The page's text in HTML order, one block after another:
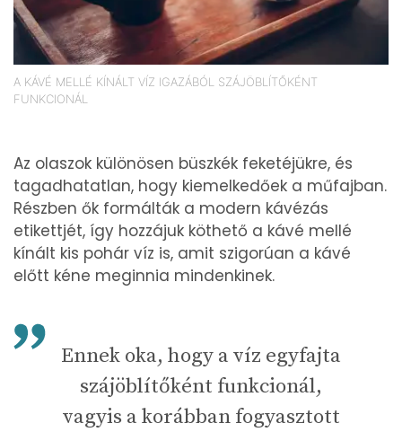
A KÁVÉ MELLÉ KÍNÁLT VÍZ IGAZÁBÓL SZÁJÖBLÍTŐKÉNT
FUNKCIONÁL
Az olaszok különösen büszkék feketéjükre, és
tagadhatatlan, hogy kiemelkedőek a műfajban.
Részben ők formálták a modern kávézás
etikettjét, így hozzájuk köthető a kávé mellé
kínált kis pohár víz is, amit szigorúan a kávé
előtt kéne meginnia mindenkinek.
Ennek oka, hogy a víz egyfajta
szájöblítőként funkcionál,
vagyis a korábban fogyasztott